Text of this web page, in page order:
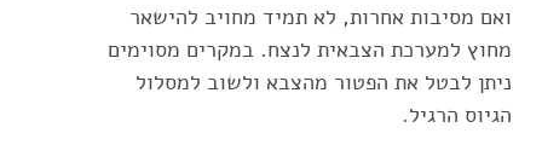
ואם מסיבות אחרות, לא תמיד מחויב להישאר
מחוץ למערכת הצבאית לנצח. במקרים מסוימים
ניתן לבטל את הפטור מהצבא ולשוב למסלול
הגיוס הרגיל.